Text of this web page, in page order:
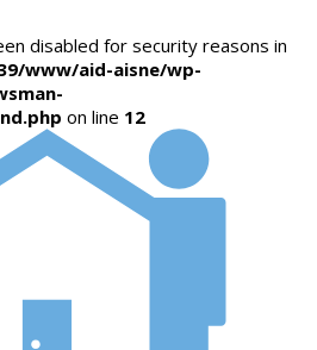
disabled for security reasons in
www/aid-aisne/wp-
on line 12